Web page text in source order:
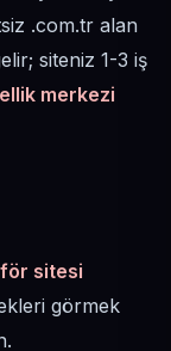
.com.tr alan
siteniz 1-3 iş
merkezi
sitesi
görmek